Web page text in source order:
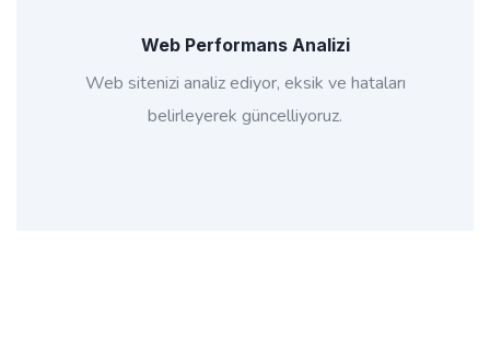
Web Performans Analizi
Web sitenizi analiz ediyor, eksik ve hataları
belirleyerek güncelliyoruz.